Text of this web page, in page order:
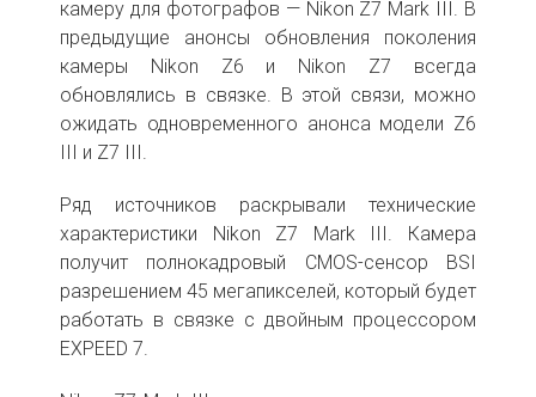
камеру для фотографов — Nikon Z7 Mark III. В
предыдущие анонсы обновления поколения
камеры Nikon Z6 и Nikon Z7 всегда
обновлялись в связке. В этой связи, можно
ожидать одновременного анонса модели Z6
III и Z7 III.
Ряд источников раскрывали технические
характеристики Nikon Z7 Mark III. Камера
получит полнокадровый CMOS-сенсор BSI
разрешением 45 мегапикселей, который будет
работать в связке с двойным процессором
EXPEED 7.